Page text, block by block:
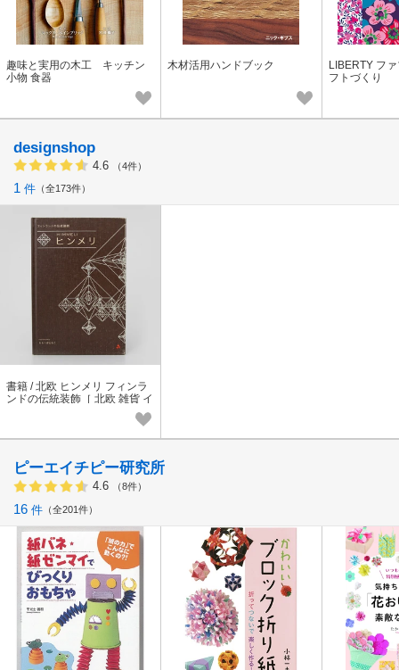
趣味と実用の木工 キッチン
小物 食器
木材活用ハンドブック
LIBERTY フ
フトづくり
designshop
4.6 （4件）
1 件 全173件
書籍 / 北欧 ヒンメリ フィンラ
ンドの伝統装飾［ 北欧 雑貨 イ
ンテリア モビール 手作り キッ
ピーエイチピー研究所
4.6 （8件）
16 件 全201件